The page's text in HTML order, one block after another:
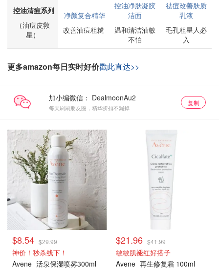
控油清痘系列
（油痘皮救
星）
净颜复合精华
改善油痘粗糙
控油净肤凝胶
洁面
温和清洁油敏
不怕
祛痘改善肤质
乳液
毛孔粗星人必
入
更多amazon每日实时好价戳此直达>>
加小编微信：
每天刷刷朋友圈，精华折扣不漏掉
复制
$8.54 $29.99
神价！秒杀线下！
Avene 活泉保湿喷雾300ml
$21.96 $41.99
敏敏肌褪红好搭子
Avene 再生修复霜 100ml